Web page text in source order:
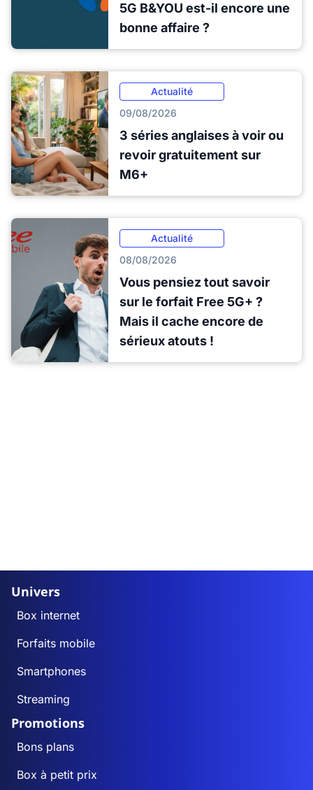
5G B&YOU est-il encore une
bonne affaire ?
Actualité
09/08/2026
3 séries anglaises à voir ou
revoir gratuitement sur
M6+
Actualité
08/08/2026
Vous pensiez tout savoir
sur le forfait Free 5G+ ?
Mais il cache encore de
sérieux atouts !
Univers
Box internet
Forfaits mobile
Smartphones
Streaming
Promotions
Bons plans
Box à petit prix